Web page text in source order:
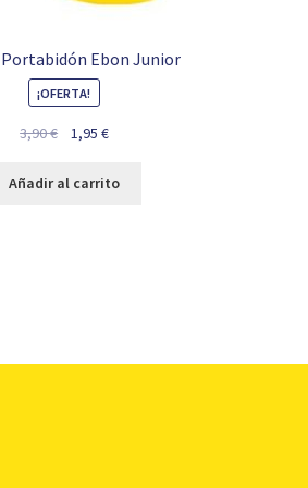
Ebon Junior
¡OFERTA!
3,90€
original
1,95 €El
actual
Añadir al carrito